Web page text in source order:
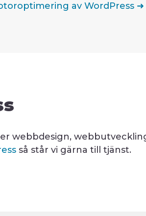
av WordPress ➜
webbdesign,
så står vi gärna till tjänst.